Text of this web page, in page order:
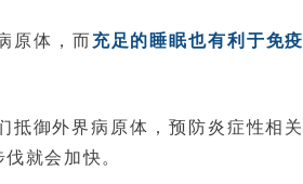
原体，而充足的睡眠也有利于免疫
抵御外界病原体，预防炎症性相关
就会加快。